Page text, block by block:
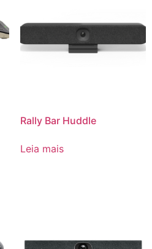
Rally Bar Huddle
Leia mais